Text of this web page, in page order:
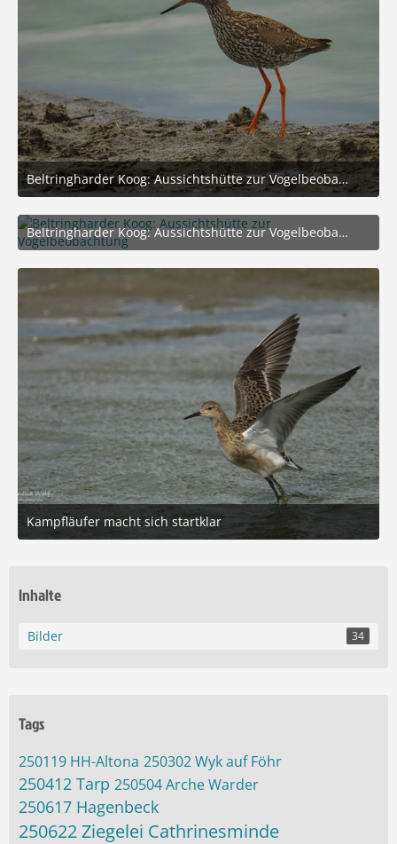
Beltringharder Koog: Aussichtshütte zur Vogelbeobachtung
21. September 2025 um 20:38
6
Beltringharder Koog: Aussichtshütte zur Vogelbeobachtung
21. September 2025 um 20:38
7
Kampfläufer macht sich startklar
24. August 2025 um 13:00
Inhalte
Bilder 34
Tags
250119 HH-Altona 250302 Wyk auf Föhr
250412 Tarp 250504 Arche Warder
250617 Hagenbeck
250622 Ziegelei Cathrinesminde